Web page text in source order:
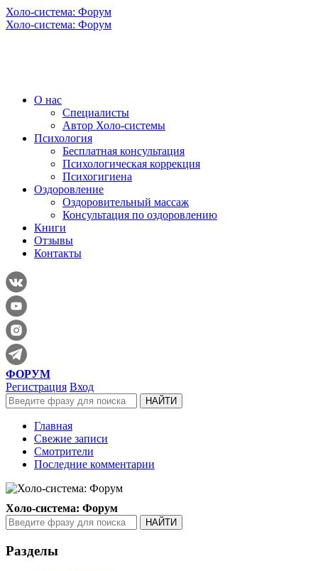
Холо-система: Форум
Холо-система: Форум
О нас
Специалисты
Автор Холо-системы
Психология
Бесплатная консультация
Психологическая коррекция
Психогигиена
Оздоровление
Оздоровительный массаж
Консультация по оздоровлению
Книги
Отзывы
Контакты
ФОРУМ
Регистрация Вход
Главная
Свежие записи
Смотрители
Последние комментарии
Холо-система: Форум
Разделы